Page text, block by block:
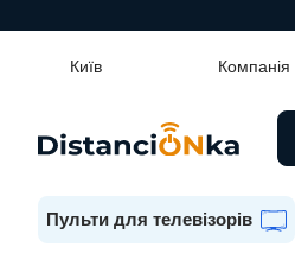
Київ Компанія
Пульти для телевізорів